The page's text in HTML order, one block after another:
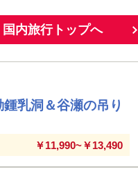
国内旅行トップへ
乳洞＆谷瀬の吊り
￥11,990~￥13,490